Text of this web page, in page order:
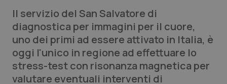
Lettere al direttore
Edizioni Regionali
QS Pro
Il servizio del San Salvatore di
diagnostica per immagini per il cuore,
uno dei primi ad essere attivato in Italia, è
oggi l'unico in regione ad effettuare lo
stress-test con risonanza magnetica per
valutare eventuali interventi di